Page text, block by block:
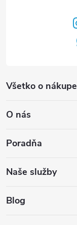
Všetko o nákupe
O nás
Poradňa
Naše služby
Blog